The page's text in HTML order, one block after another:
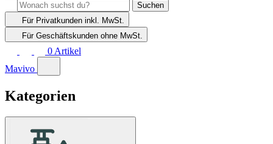
Suchen
Für Privatkunden inkl. MwSt.
Für Geschäftskunden ohne MwSt.
0 Artikel
Mavivo
Kategorien